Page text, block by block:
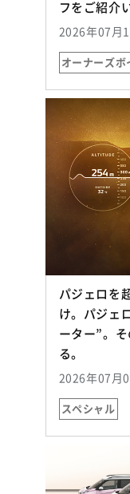
フをご紹介
2026年07月
オーナーズボ
パジェロを
け。パジェ
ーター”。
る。
2026年07月
スペシャル